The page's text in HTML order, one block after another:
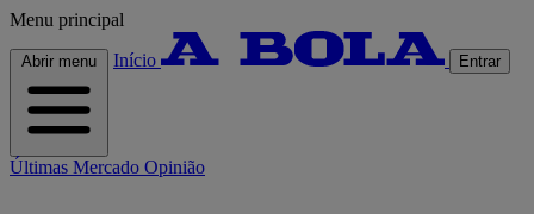
Menu principal
Abrir menu Início Entrar
Últimas Mercado Opinião